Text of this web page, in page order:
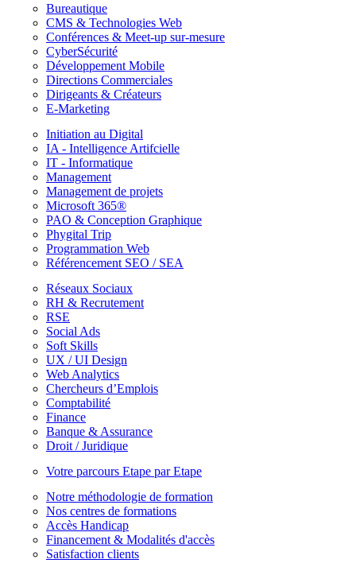
Bureautique
CMS & Technologies Web
Conférences & Meet-up sur-mesure
CyberSécurité
Développement Mobile
Directions Commerciales
Dirigeants & Créateurs
E-Marketing
Initiation au Digital
IA - Intelligence Artifcielle
IT - Informatique
Management
Management de projets
Microsoft 365®
PAO & Conception Graphique
Phygital Trip
Programmation Web
Référencement SEO / SEA
Réseaux Sociaux
RH & Recrutement
RSE
Social Ads
Soft Skills
UX / UI Design
Web Analytics
Chercheurs d’Emplois
Comptabilité
Finance
Banque & Assurance
Droit / Juridique
Votre parcours Etape par Etape
Notre méthodologie de formation
Nos centres de formations
Accès Handicap
Financement & Modalités d'accès
Satisfaction clients